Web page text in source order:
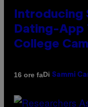
Introducing
Dating-App
College
16 ore faDi Sammi